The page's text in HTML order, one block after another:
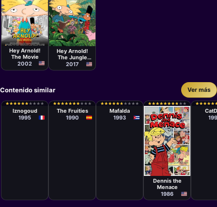
Película
Tuck Tucker
Hey Arnold!
The Movie
2002
Película
Raymie
Muzquiz, Stu
Livingston
Hey Arnold!
The Jungle
Movie
2017
Contenido similar Ver más
★
★★
★★
★★
★★
★★
★★
★ ★
★ ★
★ ★
★
Woody
Yocum, Karen
Peterson,
Bruno Bianchi
Iznogoud
1995
★
★★
★★
★★
★★
★★
★★
★★
★ ★
★ ★
★
Serie
The Fruities
1990
★
★★
★★
★★
★★
★★
★ ★
★ ★
★ ★
★ ★
★
Juan Padrón
Mafalda
1993
★
★★
★★
★★
★★
★★
★★
★★
★ ★
★ ★
★
Serie
Dennis the
Menace
1986
★
★★
★★
★★
★★
★
Serie
Russ